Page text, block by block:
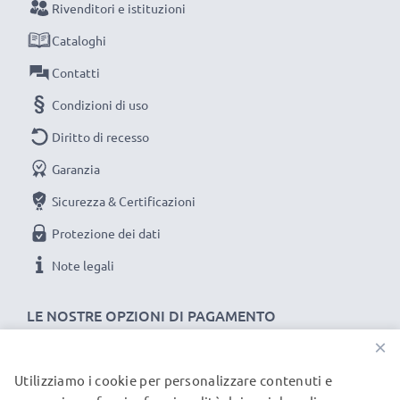
questo caricabatteria intelligente, con schermo
LCD, marcato CELLONIC. Ordina ora, spedizione
rapida e 3 anni di garanzia!
LE NOSTRE OPZIONI DI PAGAMENTO
Rivenditori e istituzioni
Cataloghi
Contatti
Condizioni di uso
Diritto di recesso
Garanzia
Sicurezza & Certificazioni
Protezione dei dati
Note legali
I NOSTRI PARTNER DI SPEDIZIONE
×
Utilizziamo i cookie per personalizzare contenuti e